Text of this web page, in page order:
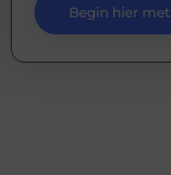
Begin hier